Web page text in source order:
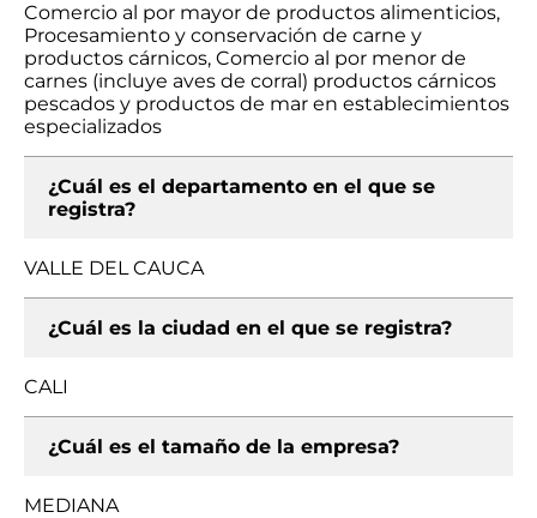
Comercio al por mayor de productos alimenticios,
Procesamiento y conservación de carne y
productos cárnicos, Comercio al por menor de
carnes (incluye aves de corral) productos cárnicos
pescados y productos de mar en establecimientos
especializados
¿Cuál es el departamento en el que se
registra?
VALLE DEL CAUCA
¿Cuál es la ciudad en el que se registra?
CALI
¿Cuál es el tamaño de la empresa?
MEDIANA